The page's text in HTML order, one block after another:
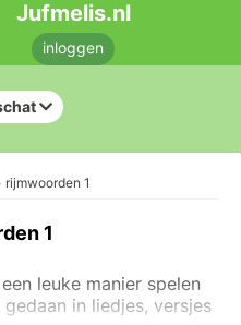
Jufmelis.nl
inloggen
rijmwoorden 1
1
leuke manier spelen
in liedjes, versjes